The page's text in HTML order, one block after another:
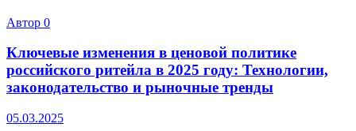
Автор 0
Ключевые изменения в ценовой политике
российского ритейла в 2025 году: Технологии,
законодательство и рыночные тренды
05.03.2025